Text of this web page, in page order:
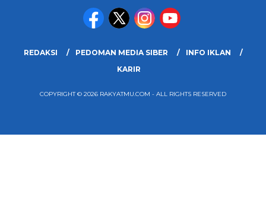
REDAKSI PEDOMAN MEDIA SIBER
INFO IKLAN
KARIR
COPYRIGHT © 2026 RAKYATMU.COM - ALL RIGHTS RESERVED